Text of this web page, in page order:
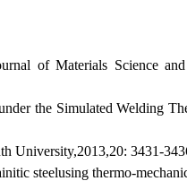
of Materials Science and
the Simulated Welding
University,2013,20: 3431-
steelusing thermo-